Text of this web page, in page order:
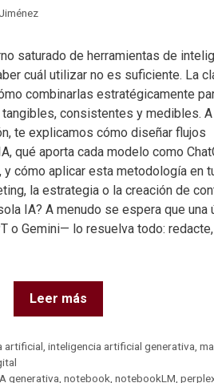
saturado de herramientas de
cuál utilizar no es suficiente. La
combinarlas estratégicamente
consistentes y medibles. A
te explicamos cómo diseñar flujos
qué aporta cada modelo como
y cómo aplicar esta metodología en
la estrategia o la creación de
IA? A menudo se espera que una
o Gemini— lo resuelva todo: redacte,
Leer más
artificial ,inteligencia artificial generativa ,
generativa ,notebook ,notebookLM ,